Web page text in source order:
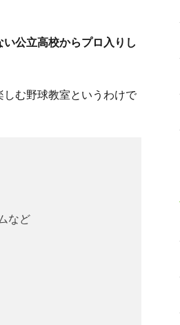
公立高校からプロ入りし
む野球教室というわけで
など